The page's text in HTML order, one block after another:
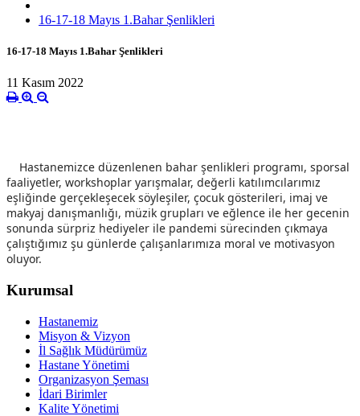
16-17-18 Mayıs 1.Bahar Şenlikleri
16-17-18 Mayıs 1.Bahar Şenlikleri
11 Kasım 2022
Hastanemizce düzenlenen bahar şenlikleri programı, sporsal
faaliyetler, workshoplar yarışmalar, değerli katılımcılarımız
eşliğinde gerçekleşecek söyleşiler, çocuk gösterileri, imaj ve
makyaj danışmanlığı, müzik grupları ve eğlence ile her gecenin
sonunda sürpriz hediyeler ile pandemi sürecinden çıkmaya
çalıştığımız şu günlerde çalışanlarımıza moral ve motivasyon
oluyor.
Kurumsal
Hastanemiz
Misyon & Vizyon
İl Sağlık Müdürümüz
Hastane Yönetimi
Organizasyon Şeması
İdari Birimler
Kalite Yönetimi